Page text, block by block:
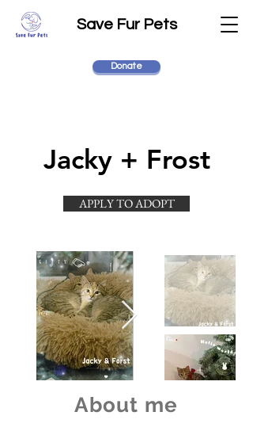
Save Fur Pets
Donate
Jacky + Frost
APPLY TO ADOPT
About me